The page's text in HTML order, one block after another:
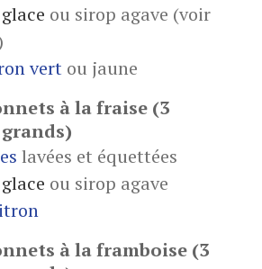
ou sirop agave (voir
vert ou jaune
à la fraise (3
lavées et équettées
ou sirop agave
à la framboise (3